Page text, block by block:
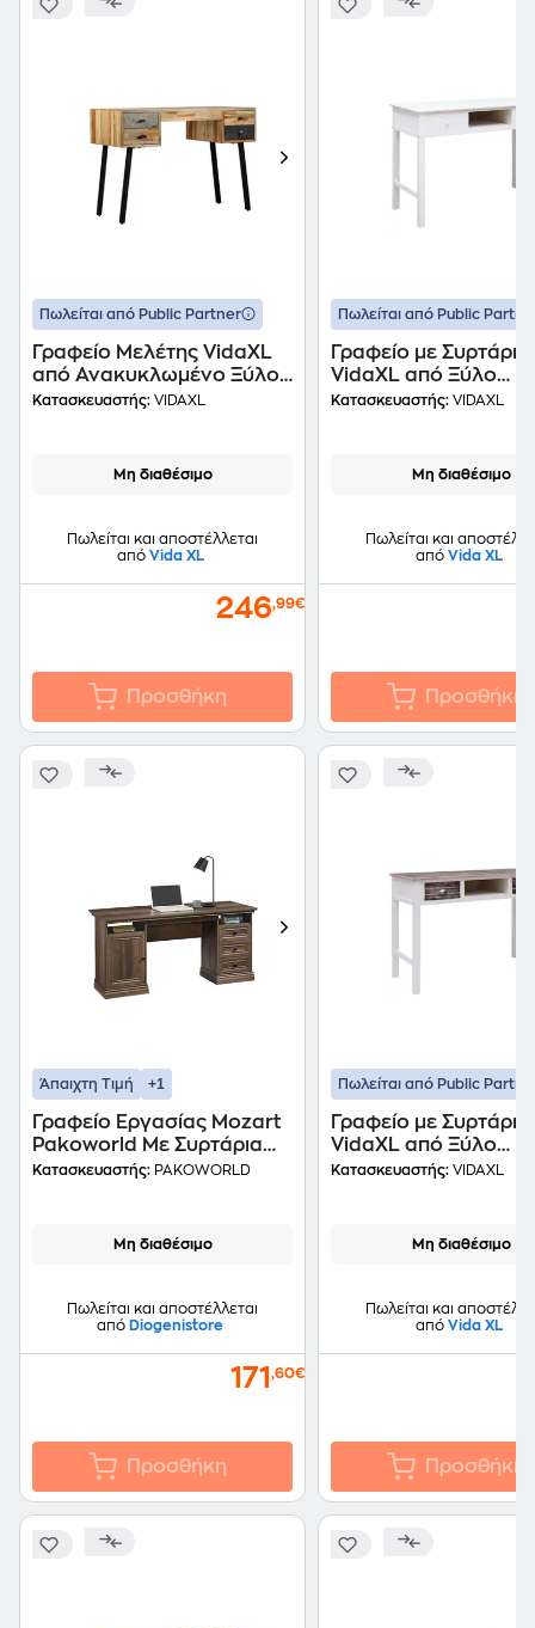
Πωλείται από Public Partner
Γραφείο Μελέτης VidaXL
από Ανακυκλωμένο Ξύλο
110x50cm - Teak/Φυσικό
Κατασκευαστής: VIDAXL
Μη διαθέσιμο
Πωλείται και αποστέλλεται
από Vida XL
246,99€
Προσθήκη
Πωλείται από Public
Γραφείο με Συρτάρια
VidaXL από Ξύλο
110x45cm - Λευκό
Κατασκευαστής: VIDAXL
Μη διαθέσιμο
Πωλείται και
από Vida XL
Προσθήκη
Άπαιχτη Τιμή +1
Γραφείο Εργασίας Mozart
Pakoworld Με Συρτάρια
Χρώμα Καρυδί
Κατασκευαστής: PAKOWORLD
Μη διαθέσιμο
Πωλείται και αποστέλλεται
από Diogenistore
171 ,60€
Προσθήκη
Πωλείται από Public
Γραφείο με Συρτάρια
VidaXL από Ξύλο
Παυλωνίας/Λεύκας
Κατασκευαστής: VIDAXL
Μη διαθέσιμο
Πωλείται και
από Vida XL
Προσθήκη